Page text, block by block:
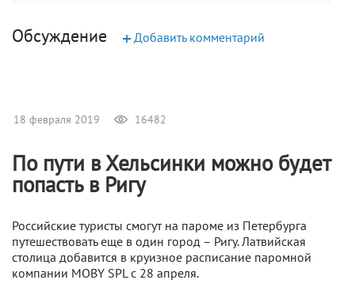
Обсуждение +Добавить комментарий
18 февраля 2019 16482
По пути в Хельсинки можно будет
попасть в Ригу
Российские туристы смогут на пароме из Петербурга
путешествовать еще в один город – Ригу. Латвийская
столица добавится в круизное расписание паромной
компании MOBY SPL с 28 апреля.